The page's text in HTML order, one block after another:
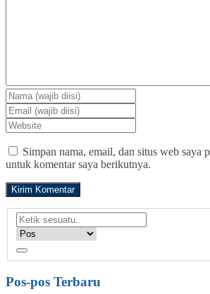
Simpan nama, email, dan situs web saya
untuk komentar saya berikutnya.
Pos-pos Terbaru